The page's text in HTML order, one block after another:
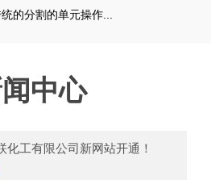
的分割的单元操作...
中心
化工有限公司新网站开通！